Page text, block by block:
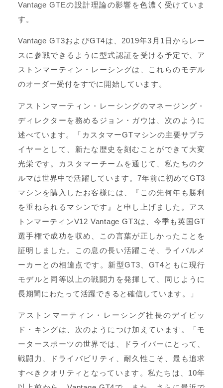
Vantage GTEの設計理論の影響を色濃く受けていま
す。
Vantage GT3およびGT4は、2019年3月1日からレー
スに参戦できるように型式認証を受ける予定で、ア
ストンマーティン・レーシングは、これらのモデル
のオーダー受付をすでに開始しています。
アストンマーティン・レーシングのマネージング・
ディレクターを務めるジョン・ガウは、次のように
述べています。「カスタマーGTマシンの主要サプラ
イヤーとして、新たな歴史を刻むことができて大変
光栄です。カスタマーチームを通じて、私たちのク
ルマは世界中で活躍しています。7年前に初めてGT3
マシンを購入したお客様には、『この先何年も勝利
を重ねられるマシンです』と申し上げました。アス
トンマーティンV12 Vantage GT3は、今季も英国GT
選手権で成功を収め、この言葉が正しかったことを
証明しました。この息の長い活躍こそ、ライバルメ
ーカーとの相違点です。新型GT3、GT4ともに現行
モデルと同等以上の戦闘力を発揮して、同じように
長期間にわたって活躍できると確信しています。」
アストンマーティン・レーシング社長のデイビッ
ド・キングは、次のようにつけ加えています。「モ
ータースポーツの世界では、ドライバーにとって、
戦闘力、ドライバビリティ、耐久性こそ、最も追求
すべきクオリティとなっています。私たちは、10年